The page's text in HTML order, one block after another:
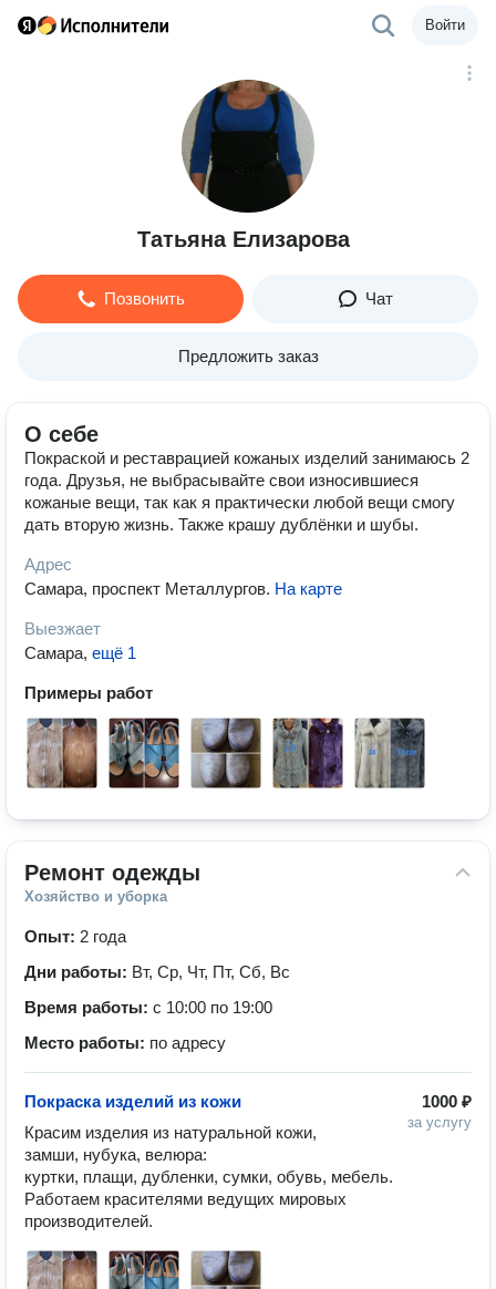
Войти
Татьяна Елизарова
Позвонить Чат
Предложить заказ
О себе
Покраской и реставрацией кожаных изделий занимаюсь 2
года. Друзья, не выбрасывайте свои износившиеся
кожаные вещи, так как я практически любой вещи смогу
дать вторую жизнь. Также крашу дублёнки и шубы.
Адрес
Самара, проспект Металлургов. На карте
Выезжает
Самара, ещё 1
Примеры работ
Ремонт одежды
Хозяйство и уборка
Опыт: 2 года
Дни работы: Вт, Ср, Чт, Пт, Сб, Вс
Время работы: с 10:00 по 19:00
Место работы: по адресу
1000 ₽
за услугу
Покраска изделий из кожи
Красим изделия из натуральной кожи,
замши, нубука, велюра:
куртки, плащи, дубленки, сумки, обувь, мебель.
Работаем красителями ведущих мировых